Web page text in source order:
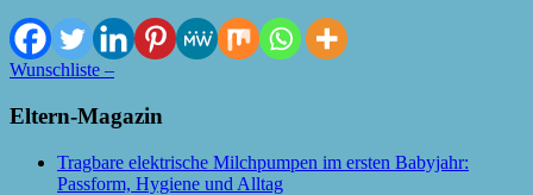
Wunschliste –
Eltern-Magazin
Tragbare elektrische Milchpumpen im ersten Babyjahr:
Passform, Hygiene und Alltag